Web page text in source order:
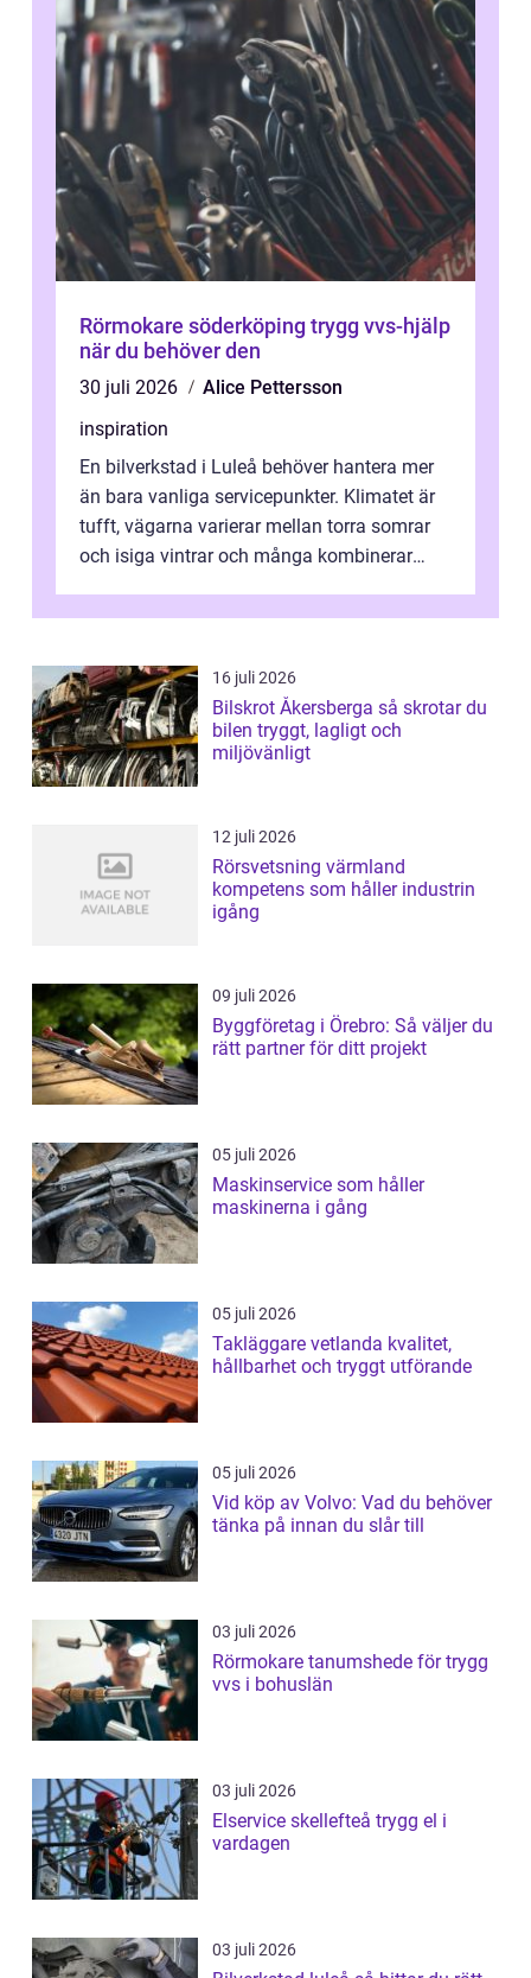
Rörmokare söderköping trygg vvs-hjälp
när du behöver den
30 juli 2026
Alice Pettersson
inspiration
En bilverkstad i Luleå behöver hantera mer
än bara vanliga servicepunkter. Klimatet är
tufft, vägarna varierar mellan torra somrar
och isiga vintrar och många kombinerar
16 juli 2026
Bilskrot Åkersberga så skrotar du
bilen tryggt, lagligt och
miljövänligt
12 juli 2026
Rörsvetsning värmland
kompetens som håller industrin
igång
09 juli 2026
Byggföretag i Örebro: Så väljer du
rätt partner för ditt projekt
05 juli 2026
Maskinservice som håller
maskinerna i gång
05 juli 2026
Takläggare vetlanda kvalitet,
hållbarhet och tryggt utförande
05 juli 2026
Vid köp av Volvo: Vad du behöver
tänka på innan du slår till
03 juli 2026
Rörmokare tanumshede för trygg
vvs i bohuslän
03 juli 2026
Elservice skellefteå trygg el i
vardagen
03 juli 2026